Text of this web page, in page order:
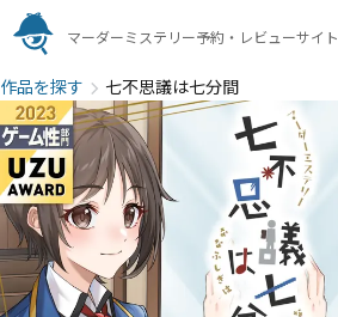
マーダーミステリー予約・レビューサイト
作品を探す 七不思議は七分間